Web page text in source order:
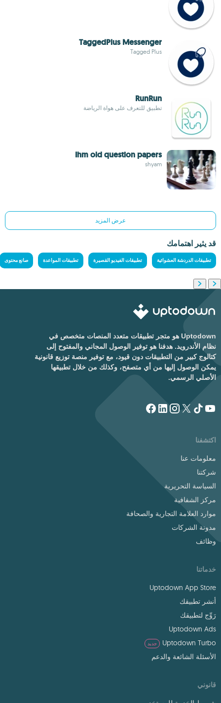
TaggedPlus Messenger
Tagged Plus
RunRun
تطبيق للتعرف على هواة الرياضة
Ihm old question papers
shyam
عرض المزيد
قد يثير اهتمامك
تطبيقات الدردشة العشوائية تطبيقات الفيديو القصيرة تطبيقات المواعدة صانع محتوى
Uptodown هو متجر تطبيقات متعدد المنصات متخصص في
نظام الأندرويد. هدفنا هو توفير الوصول المجاني والمفتوح إلى
كتالوج كبير من التطبيقات دون قيود، مع توفير منصة توزيع قانونية
يمكن الوصول إليها من أي متصفح، وكذلك من خلال تطبيقها
الأصلي الرسمي.
اكتشفنا
معلومات عنا
شركتنا
السياسة التحريرية
مركز الشفافية
موارد العلامة التجارية والصحافة
مدونة الشركات
وظائف
خدماتنا
Uptodown App Store
أنشر تطبيقك
رَوِّج لتطبيقك
Uptodown Ads
Uptodown Turbo
جديد
الأسئلة الشائعة والدعم
قانوني